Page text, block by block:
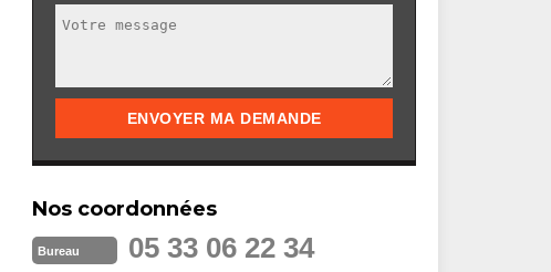
Nos coordonnées
Bureau 05 33 06 22 34